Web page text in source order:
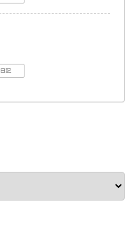
日記